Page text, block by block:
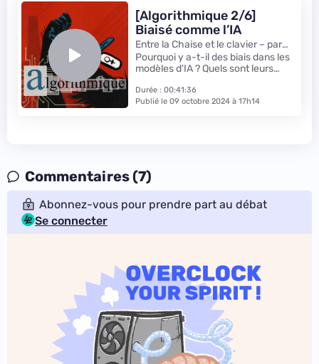
[Algorithmique 2/6]
Biaisé comme l’IA
Entre la Chaise et le clavier – par
Next.ink
Pourquoi y a-t-il des biais dans les
modèles d'IA ? Quels sont leurs
l'informaticienne et spécialiste
des sciences de l'éducation
Durée : 00:41:36
Publié le 09 octobre 2024 à 17h14
Commentaires (7)
Abonnez-vous pour prendre part au débat
Se connecter